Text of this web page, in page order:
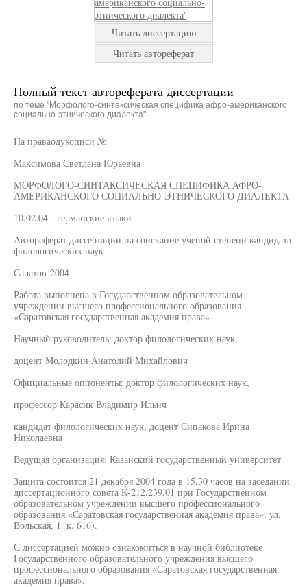
Читать диссертацию
Читать автореферат
Полный текст автореферата диссертации
по теме "Морфолого-синтаксическая специфика афро-американского
социально-этнического диалекта"
На праваодукописи №
Максимова Светлана Юрьевна
МОРФОЛОГО-СИНТАКСИЧЕСКАЯ СПЕЦИФИКА АФРО-
АМЕРИКАНСКОГО СОЦИАЛЬНО-ЭТНИЧЕСКОГО ДИАЛЕКТА
10.02.04 - германские языки
Автореферат диссертации на соискание ученой степени кандидата
филологических наук
Саратов-2004
Работа выполнена в Государственном образовательном
учреждении высшего профессионального образования
«Саратовская государственная академия права»
Научный руководитель: доктор филологических наук,
доцент Молодкин Анатолий Михайлович
Официальные оппоненты: доктор филологических наук,
профессор Карасик Владимир Ильич
кандидат филологических наук, доцент Сипакова Ирина
Николаевна
Ведущая организация: Казанский государственный университет
Защита состоится 21 декабря 2004 года в 15.30 часов на заседании
диссертационного совета К-212.239.01 при Государственном
образовательном учреждении высшего профессионального
образования «Саратовская государственная академия права», ул.
Вольская, 1. к. 616).
С диссертацией можно ознакомиться в научной библиотеке
Государственного образовательного учреждения высшего
профессионального образования «Саратовская государственная
академия права».